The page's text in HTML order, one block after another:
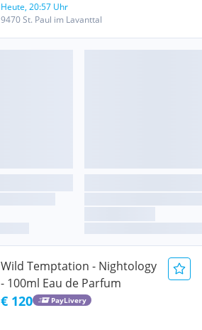
Heute, 20:57 Uhr
9470 St. Paul im Lavanttal
Wild Temptation - Nightology
- 100ml Eau de Parfum
€ 120 PayLivery